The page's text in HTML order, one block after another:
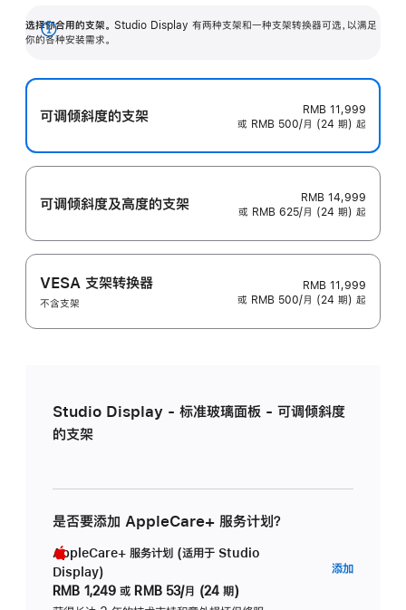
选择你合用的支架。 Studio Display 有两种支架和一种支架转换器可选，以满足
你的各种安装需求。
展
可调倾斜度的支架
RMB 11,999
或 RMB 500/月 (24 期) 起
可调倾斜度及高‍度的支‍架
RMB 14,999
或 RMB 625/月 (24 期) 起
VESA 支架转换器
不含支架
RMB 11,999
或 RMB 500/月 (24 期) 起
Studio Display - 标准玻璃面板 - 可调倾斜度
的支架
是否要添加 AppleCare+ 服务计划？
AppleCare+ 服务计划 (适用于 Studio
Display)
RMB 1,249 或 RMB 53/月 (24 期)
添加